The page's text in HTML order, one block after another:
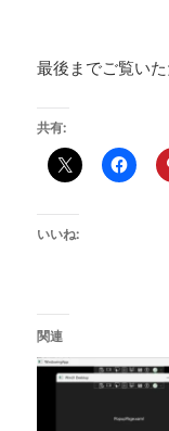
最後までご覧い
共有:
いいね:
関連